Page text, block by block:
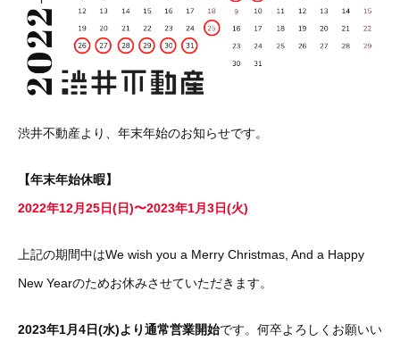
渋井不動産より、年末年始のお知らせです。
【年末年始休暇】
2022年12月25日(日)〜2023年1月3日(火)
上記の期間中はWe wish you a Merry Christmas, And a Happy
New Yearのためお休みさせていただきます。
2023年1月4日(水)より通常営業開始です。何卒よろしくお願いい